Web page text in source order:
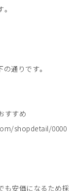
の通りです。
すすめ
shopdetail/0000
も安価になるため採